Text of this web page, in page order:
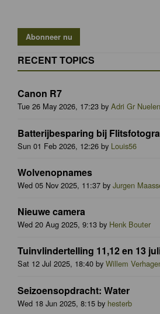
RECENT TOPICS
Canon R7
Tue 26 May 2026, 17:23 by Adri Gr
Batterijbesparing bij
Sun 01 Feb 2026, 12:26 by Louis56
Wolvenopnames
Wed 05 Nov 2025, 11:37 by Jurgen
Nieuwe camera
Wed 20 Aug 2025, 9:13 by Henk Bouter
Tuinvlindertelling 11,12 en 13
Sat 12 Jul 2025, 18:40 by Willem
Seizoensopdracht: Water
Wed 18 Jun 2025, 8:15 by hesterb